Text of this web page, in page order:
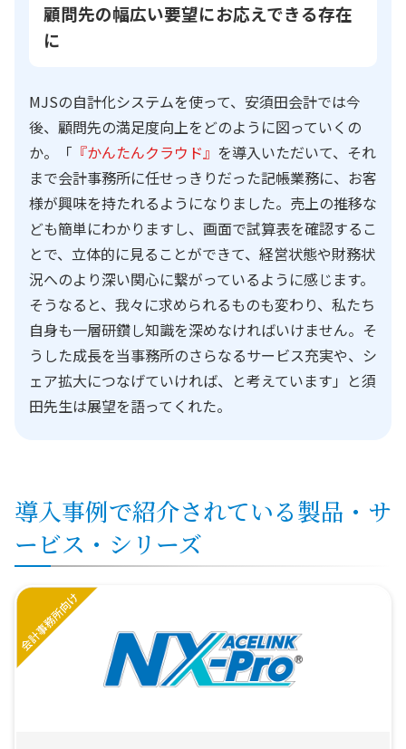
顧問先の幅広い要望にお応えできる存在
に
MJSの自計化システムを使って、安須田会計では今
後、顧問先の満足度向上をどのように図っていくの
か。「 『かんたんクラウド』 を導入いただいて、それ
まで会計事務所に任せっきりだった記帳業務に、お客
様が興味を持たれるようになりました。売上の推移な
ども簡単にわかりますし、画面で試算表を確認するこ
とで、立体的に見ることができて、経営状態や財務状
況へのより深い関心に繋がっているように感じます。
そうなると、我々に求められるものも変わり、私たち
自身も一層研鑽し知識を深めなければいけません。そ
うした成長を当事務所のさらなるサービス充実や、シ
ェア拡大につなげていければ、と考えています」と須
田先生は展望を語ってくれた。
導入事例で紹介されている製品・サ
ービス・シリーズ